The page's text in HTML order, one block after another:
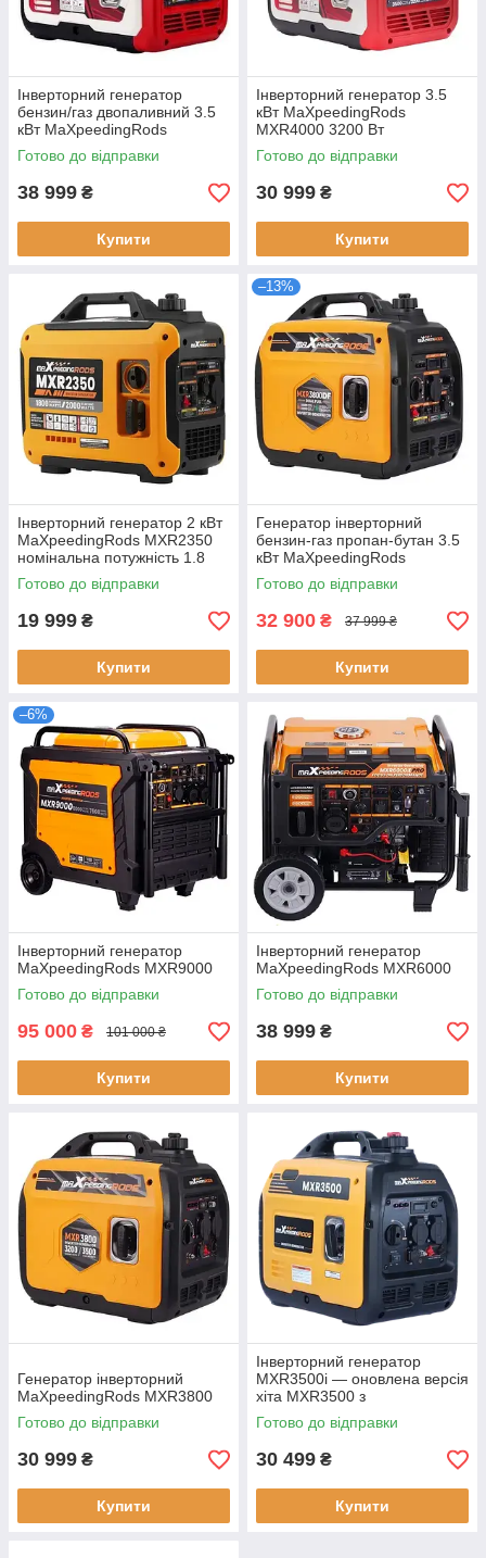
Інверторний генератор
бензин/газ двопаливний 3.5
кВт MaXpeedingRods
MXR4000 GT потужність 3500
Вт тип установки -
Готово до відправки
38 999 ₴
Купити
Інверторний генератор 3.5
кВт MaXpeedingRods
MXR4000 3200 Вт
номінальна потужність 22 кг
еко-режим
Готово до відправки
30 999 ₴
Купити
Інверторний генератор 2 кВт
MaXpeedingRods MXR2350
номінальна потужність 1.8
кВт вага 15 кг
Готово до відправки
19 999 ₴
Купити
–13%
Генератор інверторний
бензин-газ пропан-бутан 3.5
кВт MaXpeedingRods
MXR3800DF потужність 3.2
кВт компактний корпус
Готово до відправки
32 900 ₴ 37 999 ₴
Купити
–6%
Інверторний генератор
MaXpeedingRods MXR9000
Готово до відправки
95 000 ₴ 101 000 ₴
Купити
Інверторний генератор
MaXpeedingRods MXR6000
Готово до відправки
38 999 ₴
Купити
Генератор інверторний
MaXpeedingRods MXR3800
Готово до відправки
30 999 ₴
Купити
Інверторний генератор
MXR3500i — оновлена версія
хіта MXR3500 з
інформаційним дисплеєм |
Інверторний генератор
Готово до відправки
30 499 ₴
Купити